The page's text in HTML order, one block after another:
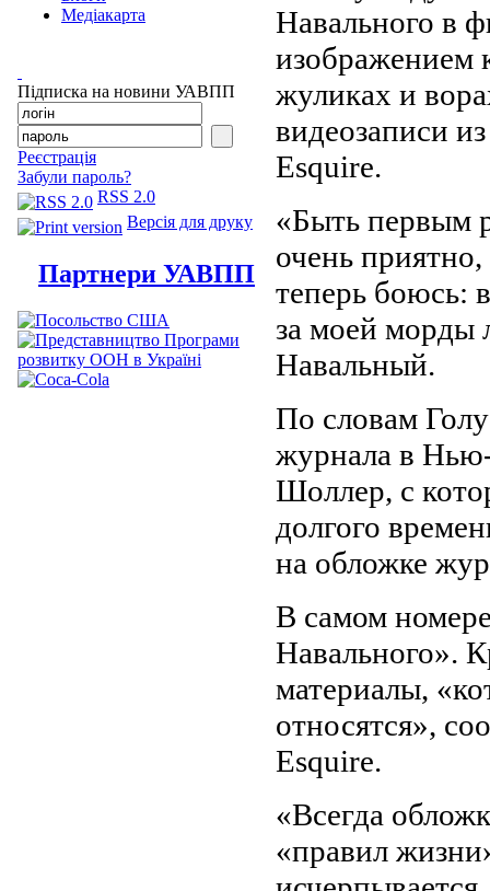
Медіакарта
Підписка на новини УАВПП
Реєстрація
Забули пароль?
RSS 2.0
Версія для друку
Партнери УАВПП
Навального в
изображением
жуликах и
видеозаписи
Esquire.
«Быть первым
очень
теперь боюсь:
за моей морды
Навальный.
По словам
журнала в
Шоллер, с
долгого
на обложке
В самом
Навального».
материалы,
относятся»,
Esquire.
«Всегда
«правил